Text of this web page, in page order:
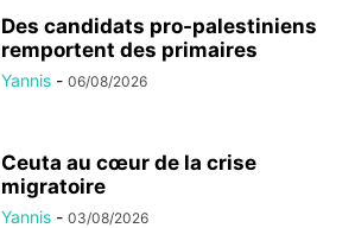
Des candidats pro-palestiniens
remportent des primaires
Yannis - 06/08/2026
Ceuta au cœur de la crise
migratoire
Yannis - 03/08/2026